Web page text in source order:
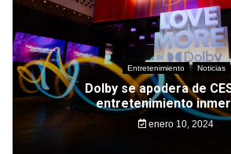
Entretenimiento Noticias
Dolby se apodera de
entretenimiento
enero 10, 2024